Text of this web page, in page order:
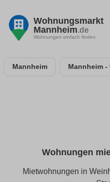
Wohnungsmarkt
Mannheim.de
Wohnungen einfach finden
Mannheim Mannheim -
Wohnungen
Mietwohnungen in